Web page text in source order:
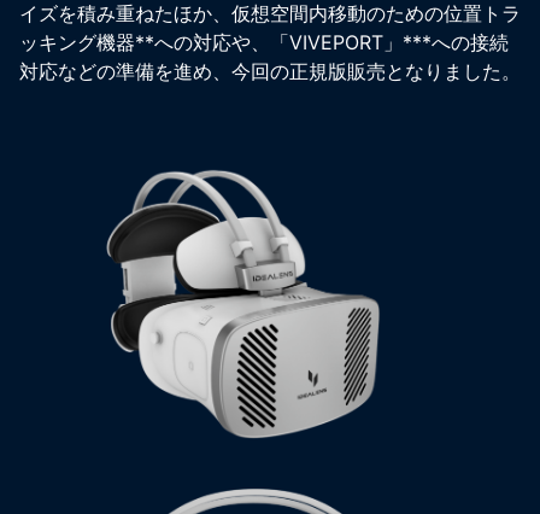
イズを積み重ねたほか、仮想空間内移動のための位置トラ
ッキング機器**への対応や、「VIVEPORT」***への接続
対応などの準備を進め、今回の正規版販売となりました。